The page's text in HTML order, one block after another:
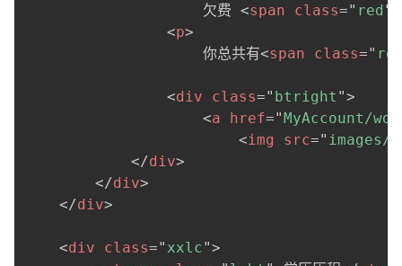
                    欠费
<span class=" red "
<p>
                    你总共有
<span class="
<div class=" btright ">
<a href=" MyAccount/
<img src=" images/
</div>
</div>
</div>
<div class=" xxlc">